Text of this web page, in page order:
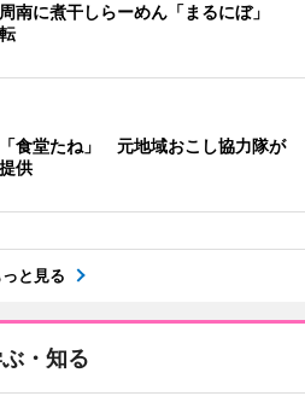
南に煮干しらーめん「まるにぼ」
食堂たね」 元地域おこし協力隊が
供
っと見る
・知る